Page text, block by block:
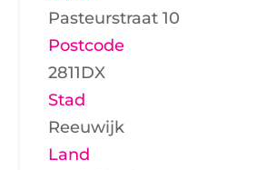
Pasteurstraat 10
Postcode
2811DX
Stad
Reeuwijk
Land